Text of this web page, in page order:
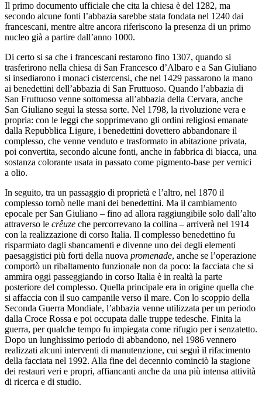
Il primo documento ufficiale che cita la chiesa è del 1282, ma
secondo alcune fonti l’abbazia sarebbe stata fondata nel 1240 dai
francescani, mentre altre ancora riferiscono la presenza di un primo
nucleo già a partire dall’anno 1000.
Di certo si sa che i francescani restarono fino 1307, quando si
trasferirono nella chiesa di San Francesco d’Albaro e a San Giuliano
si insediarono i monaci cistercensi, che nel 1429 passarono la mano
ai benedettini dell’abbazia di San Fruttuoso. Quando l’abbazia di
San Fruttuoso venne sottomessa all’abbazia della Cervara, anche
San Giuliano seguì la stessa sorte. Nel 1798, la rivoluzione vera e
propria: con le leggi che sopprimevano gli ordini religiosi emanate
dalla Repubblica Ligure, i benedettini dovettero abbandonare il
complesso, che venne venduto e trasformato in abitazione privata,
poi convertita, secondo alcune fonti, anche in fabbrica di biacca, una
sostanza colorante usata in passato come pigmento-base per vernici
a olio.
In seguito, tra un passaggio di proprietà e l’altro, nel 1870 il
complesso tornò nelle mani dei benedettini. Ma il cambiamento
epocale per San Giuliano – fino ad allora raggiungibile solo dall’alto
attraverso le crêuze che percorrevano la collina – arriverà nel 1914
con la realizzazione di corso Italia. Il complesso benedettino fu
risparmiato dagli sbancamenti e divenne uno dei degli elementi
paesaggistici più forti della nuova promenade, anche se l’operazione
comportò un ribaltamento funzionale non da poco: la facciata che si
ammira oggi passeggiando in corso Italia è in realtà la parte
posteriore del complesso. Quella principale era in origine quella che
si affaccia con il suo campanile verso il mare. Con lo scoppio della
Seconda Guerra Mondiale, l’abbazia venne utilizzata per un periodo
dalla Croce Rossa e poi occupata dalle truppe tedesche. Finita la
guerra, per qualche tempo fu impiegata come rifugio per i senzatetto.
Dopo un lunghissimo periodo di abbandono, nel 1986 vennero
realizzati alcuni interventi di manutenzione, cui seguì il rifacimento
della facciata nel 1992. Alla fine del decennio cominciò la stagione
dei restauri veri e propri, affiancanti anche da una più intensa attività
di ricerca e di studio.